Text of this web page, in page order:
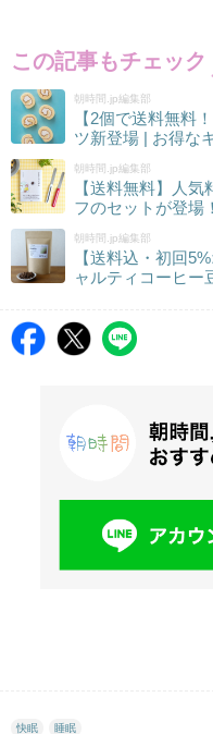
この記事もチェック
朝時間.jp編集部
【2個で送料無料
ツ新登場 | お得な
朝時間.jp編集部
【送料無料】人
フのセットが登場
朝時間.jp編集部
【送料込・初回
ャルティコーヒー
快眠 睡眠